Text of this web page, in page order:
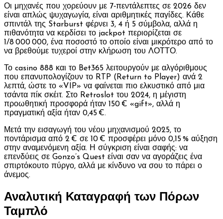
Οι μηχανές που χορεύουν με 7‑πεντάλεπτες σε 2026 δεν
είναι απλώς ψυχαγωγία, είναι αριθμητικές παγίδες. Κάθε
σπιντάλ της Starburst φέρνει 3, 4 ή 5 σύμβολα, αλλά η
πιθανότητα να κερδίσει το jackpot περιορίζεται σε
1/8 000 000, ένα ποσοστό το οποίο είναι μικρότερο από το
να βρεθούμε τυχεροί στην κλήρωση του ΛΟΤΤΟ.
Το casino 888 και το Bet365 λειτουργούν με αλγόριθμους
που επανυπολογίζουν το RTP (Return to Player) ανά 2
λεπτά, ώστε το «VIP» να φαίνεται πιο ελκυστικό από μια
τσάντα πίκ σκέιτ. Στο Retroslot του 2024, η μέγιστη
προωθητική προσφορά ήταν 150 € «gift», αλλά η
πραγματική αξία ήταν 0,45 €.
Μετά την εισαγωγή του νέου μηχανισμού 2025, το
ποντάρισμα από 2 € σε 10 € προσφέρει μόνο 0,15 % αύξηση
στην αναμενόμενη αξία. Η σύγκριση είναι σαφής: να
επενδύεις σε Gonzo’s Quest είναι σαν να αγοράζεις ένα
σπιρτόκουτο πύργο, αλλά με κίνδυνο να σου το πάρει ο
άνεμος.
Αναλυτική Καταγραφή των Πόρων
Ταμπλό